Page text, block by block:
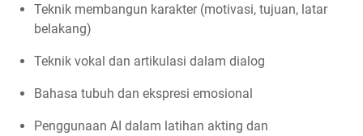
Teknik membangun karakter (motivasi, tujuan, latar
belakang)
Teknik vokal dan artikulasi dalam dialog
Bahasa tubuh dan ekspresi emosional
Penggunaan AI dalam latihan akting dan